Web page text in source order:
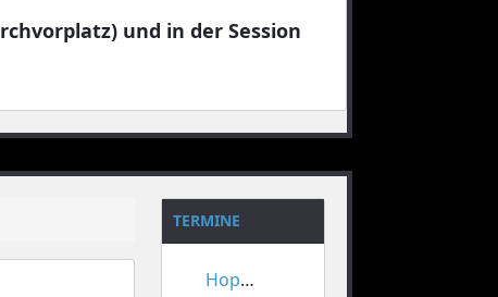
und in der Session
TERMINE
Hoppeditzerwachen